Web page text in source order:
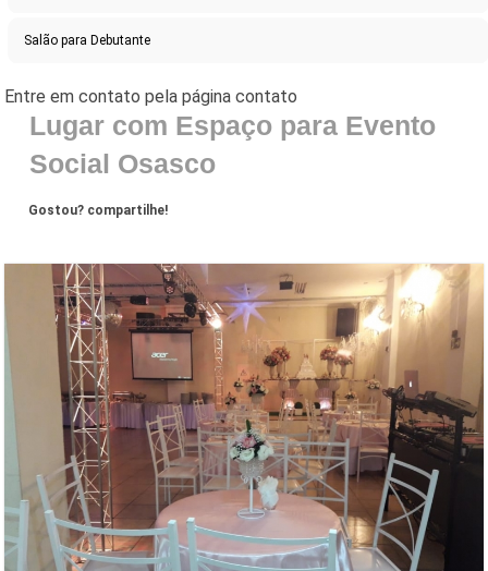
Salão para Debutante
Lugar com Espaço para Evento
Social Osasco
Gostou? compartilhe!